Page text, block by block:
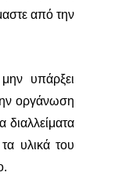
από την
υπάρξει
οργάνωση
υλικά του